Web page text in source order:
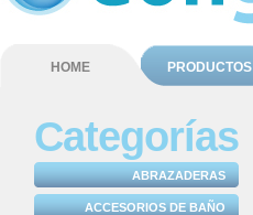
HOME PRODUCTOS
Categorías
ABRAZADERAS
ACCESORIOS DE BAÑO